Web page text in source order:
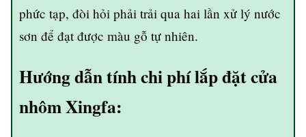
phức tạp, đòi hỏi phải trải qua hai lần xử lý nước
sơn để đạt được màu gỗ tự nhiên.
Hướng dẫn tính chi phí lắp đặt cửa
nhôm Xingfa: